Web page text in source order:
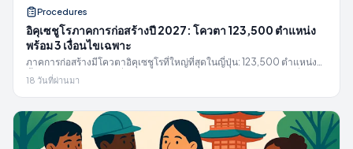
Procedures
อิคุเซชูโรภาคการก่อสร้างปี 2027: โควตา 123,500 ตำแหน่ง
พร้อม 3 เงื่อนไขเฉพาะ
ภาคการก่อสร้างมีโควตาอิคุเซชูโรที่ใหญ่ที่สุดในญี่ปุ่น: 123,500 ตำแหน่ง
ตั้งแต่ปี 2027 แผนงานที่รัฐมนตรีอนุมัติ, CCUS, ค่าธรรมเนียม JAC ที่คุณไม่
ต้องจ่าย และข้อมูลความปลอดภัย
18 วันที่ผ่านมา